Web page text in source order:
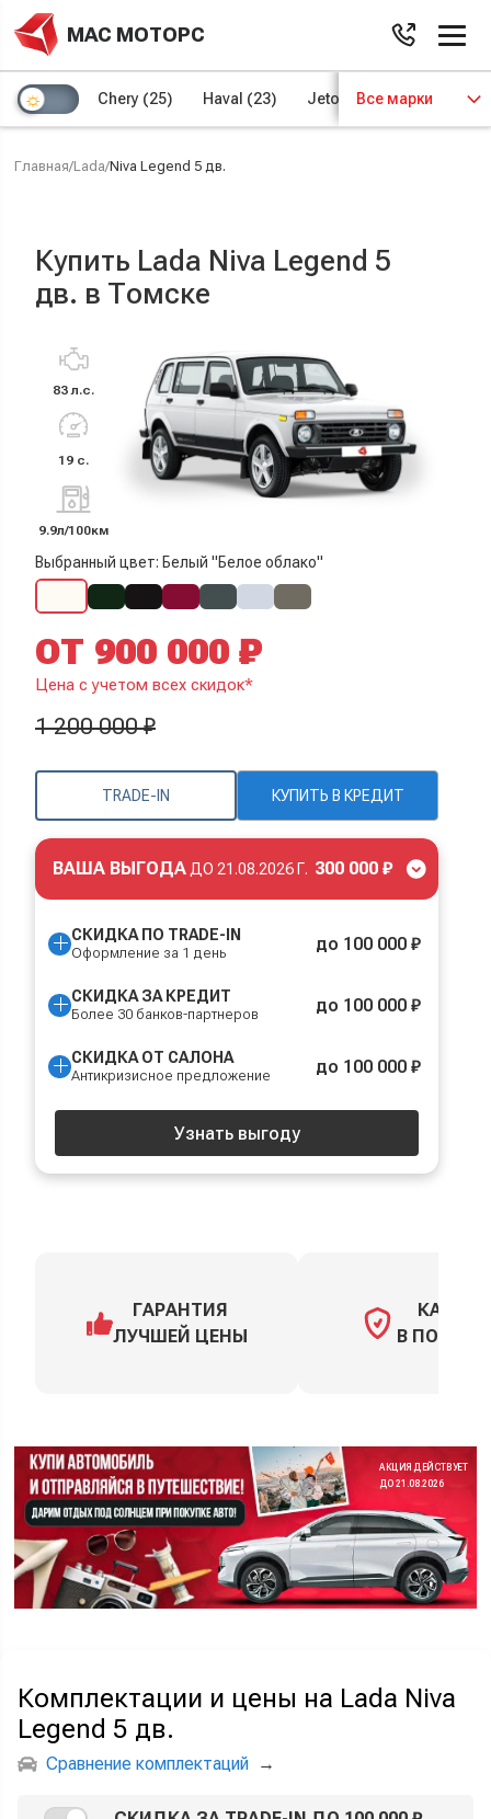
МАС МОТОРС
Chery (25) Haval (23) Jetour (8) Kaiyi (4)
Все марки
Главная/Lada/Niva Legend 5 дв.
Купить Lada Niva Legend 5
дв. в Томске
83 л.с.
19 с.
9.9л/100км
Выбранный цвет: Белый "Белое облако"
TRADE-IN КУПИТЬ В КРЕДИТ
ОТ 900 000 ₽
Цена с учетом всех скидок*
1 200 000 ₽
ВАША ВЫГОДА ДО 21.08.2026 Г. 300 000 ₽
СКИДКА ПО TRADE-IN
Оформление за 1 день до 100 000 ₽
СКИДКА ЗА КРЕДИТ
Более 30 банков-партнеров до 100 000 ₽
СКИДКА ОТ САЛОНА
Антикризисное предложение до 100 000 ₽
Узнать выгоду
ГАРАНТИЯ
ЛУЧШЕЙ ЦЕНЫ
КАСКО
В
АКЦИЯ ДЕЙСТВУЕТ
ДО 21.08.2026
Комплектации и цены на Lada Niva
Legend 5 дв.
Сравнение комплектаций →